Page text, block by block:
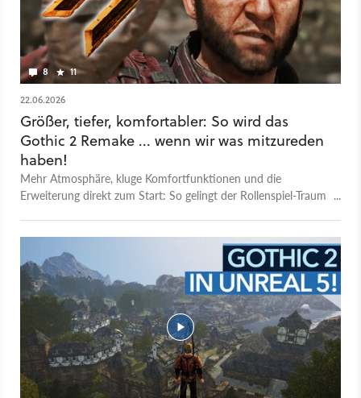
8 11
22.06.2026
Größer, tiefer, komfortabler: So wird das
Gothic 2 Remake ... wenn wir was mitzureden
haben!
Mehr Atmosphäre, kluge Komfortfunktionen und die
Erweiterung direkt zum Start: So gelingt der Rollenspiel-Traum